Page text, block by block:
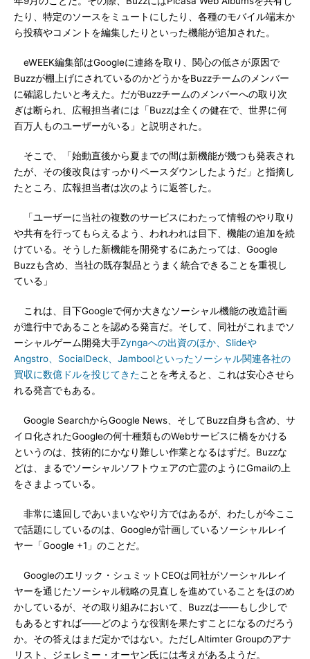
たり、特定のソースをミュートにしたり、各種のモバイル端末か
ら投稿やコメントを編集したりといった機能が追加された。
eWEEK編集部はGoogleに連絡を取り、関心の低さが原因で
Buzzが棚上げにされているのかどうかをBuzzチームのメンバー
に確認したいと考えた。だがBuzzチームのメンバーへの取り次
ぎは断られ、広報担当者には「Buzzは全くの健在で、世界に何
百万人ものユーザーがいる」と説明された。
そこで、「始動直後から夏までの間は新機能が幾つも発表され
たが、その後改良はすっかりペースダウンしたようだ」と指摘し
たところ、広報担当者は次のように返答した。
「ユーザーに当社の複数のサービスにわたって情報のやり取り
や共有を行ってもらえるよう、われわれは目下、機能の追加を続
けている。そうした新機能を開発するにあたっては、Google
Buzzも含め、当社の既存製品とうまく統合できることを重視し
ている」
これは、目下Googleで何か大きなソーシャル機能の改造計画
が進行中であることを認める発言だ。そして、同社がこれまでソ
ーシャルゲーム開発大手Zyngaへの出資のほか、Slideや
Angstro、SocialDeck、Jamboolといったソーシャル関連各社の
買収に数億ドルを投じてきたことを考えると、これは安心させら
れる発言でもある。
Google SearchからGoogle News、そしてBuzz自身も含め、サ
イロ化されたGoogleの何十種類ものWebサービスに橋をかける
というのは、技術的にかなり難しい作業となるはずだ。Buzzな
どは、まるでソーシャルソフトウェアの亡霊のようにGmailの上
をさまよっている。
非常に遠回しであいまいなやり方ではあるが、わたしが今ここ
で話題にしているのは、Googleが計画しているソーシャルレイ
ヤー「Google +1」のことだ。
Googleのエリック・シュミットCEOは同社がソーシャルレイ
ヤーを通じたソーシャル戦略の見直しを進めていることをほのめ
かしているが、その取り組みにおいて、Buzzは――もし少しで
もあるとすれば――どのような役割を果たすことになるのだろう
か。その答えはまだ定かではない。ただしAltimter Groupのアナ
リスト、ジェレミー・オーヤン氏には考えがあるようだ。